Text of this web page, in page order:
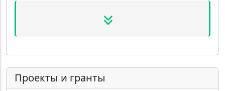
Проекты и гранты